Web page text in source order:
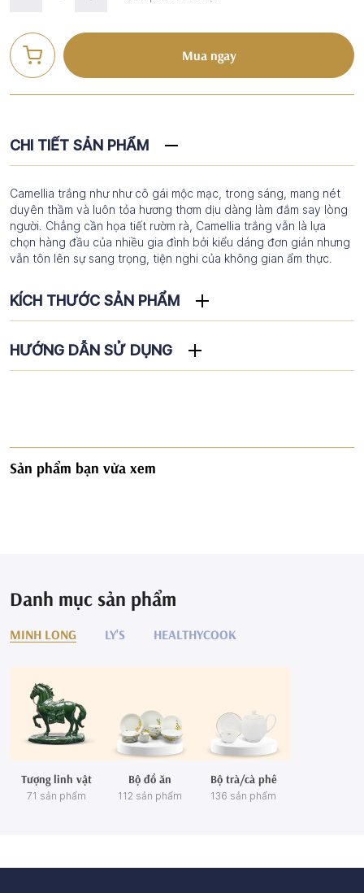
Mua ngay
CHI TIẾT SẢN PHẨM
Camellia trắng như như cô gái mộc mạc, trong sáng, mang nét
duyên thầm và luôn tỏa hương thơm dịu dàng làm đắm say lòng
người. Chẳng cần họa tiết rườm rà, Camellia trắng vẫn là lựa
chọn hàng đầu của nhiều gia đình bởi kiểu dáng đơn giản nhưng
vẫn tôn lên sự sang trọng, tiện nghi của không gian ẩm thực.
KÍCH THƯỚC SẢN PHẨM
HƯỚNG DẪN SỬ DỤNG
Sản phẩm bạn vừa xem
Danh mục sản phẩm
MINH LONG LY'S HEALTHYCOOK
Tượng linh vật
71 sản phẩm
Bộ đồ ăn
112 sản phẩm
Bộ trà/cà phê
136 sản phẩm